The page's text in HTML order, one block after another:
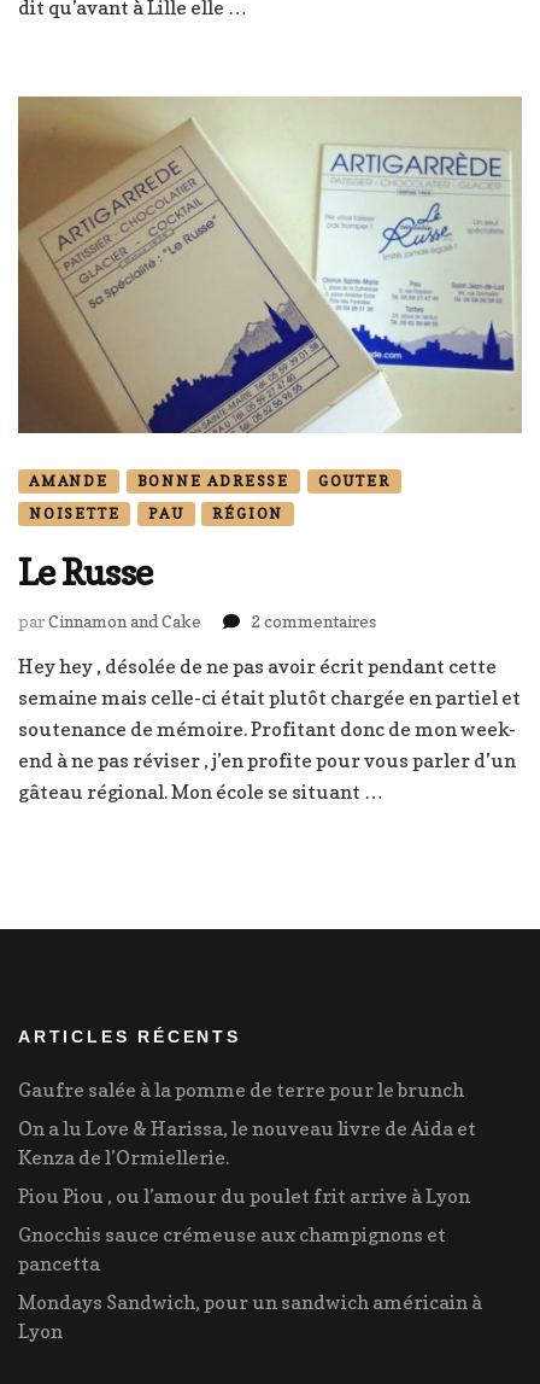
dit qu’avant à Lille elle …
AMANDE BONNE ADRESSE
GOUTER
NOISETTE
PAU RÉGION
Le Russe
parCinnamon and Cake 2 commentairessur
Russe
Hey hey , désolée de ne pas avoir écrit pendant cette
semaine mais celle-ci était plutôt chargée en partiel et
soutenance de mémoire. Profitant donc de mon week-
end à ne pas réviser , j’en profite pour vous parler d’un
gâteau régional. Mon école se situant …
ARTICLES RÉCENTS
Gaufre salée à la pomme de terre pour le brunch
On a lu Love & Harissa, le nouveau livre de Aida et
Kenza de l’Ormiellerie.
Piou Piou , ou l’amour du poulet frit arrive à Lyon
Gnocchis sauce crémeuse aux champignons et
pancetta
Mondays Sandwich, pour un sandwich américain à
Lyon